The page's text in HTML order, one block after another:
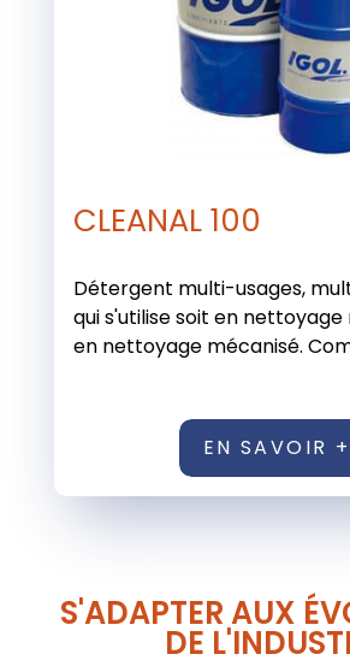
CLEANAL 100
Détergent multi-usages,
qui s'utilise soit en nettoyage
en nettoyage mécanisé.
EN SAVOIR +
S'ADAPTER AUX
DE